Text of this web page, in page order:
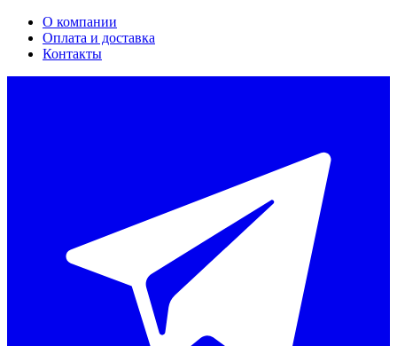
О компании
Оплата и доставка
Контакты